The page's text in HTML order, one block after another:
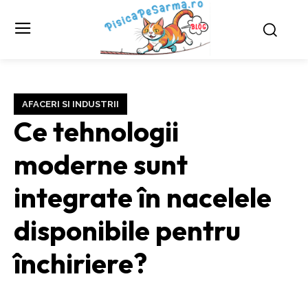
AFACERI SI INDUSTRII
Ce tehnologii
moderne sunt
integrate în nacelele
disponibile pentru
închiriere?